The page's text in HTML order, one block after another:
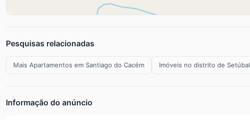
Pesquisas relacionadas
Mais Apartamentos em Santiago do Cacém Imóveis no distrito de Setúbal
Informação do anúncio